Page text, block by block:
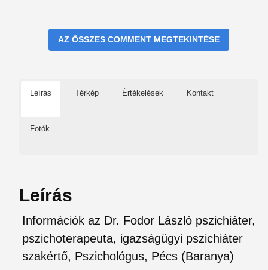
AZ ÖSSZES COMMENT MEGTEKINTÉSE
Leírás Térkép Értékelések Kontakt
Fotók
Leírás
Információk az Dr. Fodor László pszichiáter,
pszichoterapeuta, igazságügyi pszichiáter
szakértő, Pszichológus, Pécs (Baranya)